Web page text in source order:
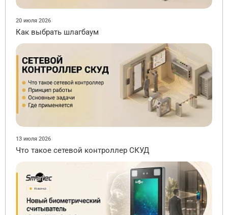
20 июля 2026
Как выбрать шлагбаум
13 июля 2026
Что такое сетевой контроллер СКУД